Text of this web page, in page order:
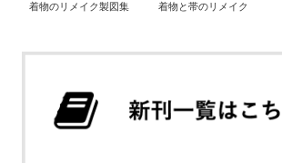
着物のリメイク製図集 着物と帯のリメイク